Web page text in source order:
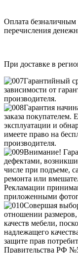
Оплата безналичным
перечисления
При доставке в
Гарантийный
зависимости от
производителя.
Гарантия
заказа
эксплуатации и
имеете право на
производителя.
Внимание!
дефектами,
числе при подъеме,
ремонта или
Рекламации
приложенными
Совершая
отношении
качеств мебели,
надлежащего
защите прав
Правительства РФ